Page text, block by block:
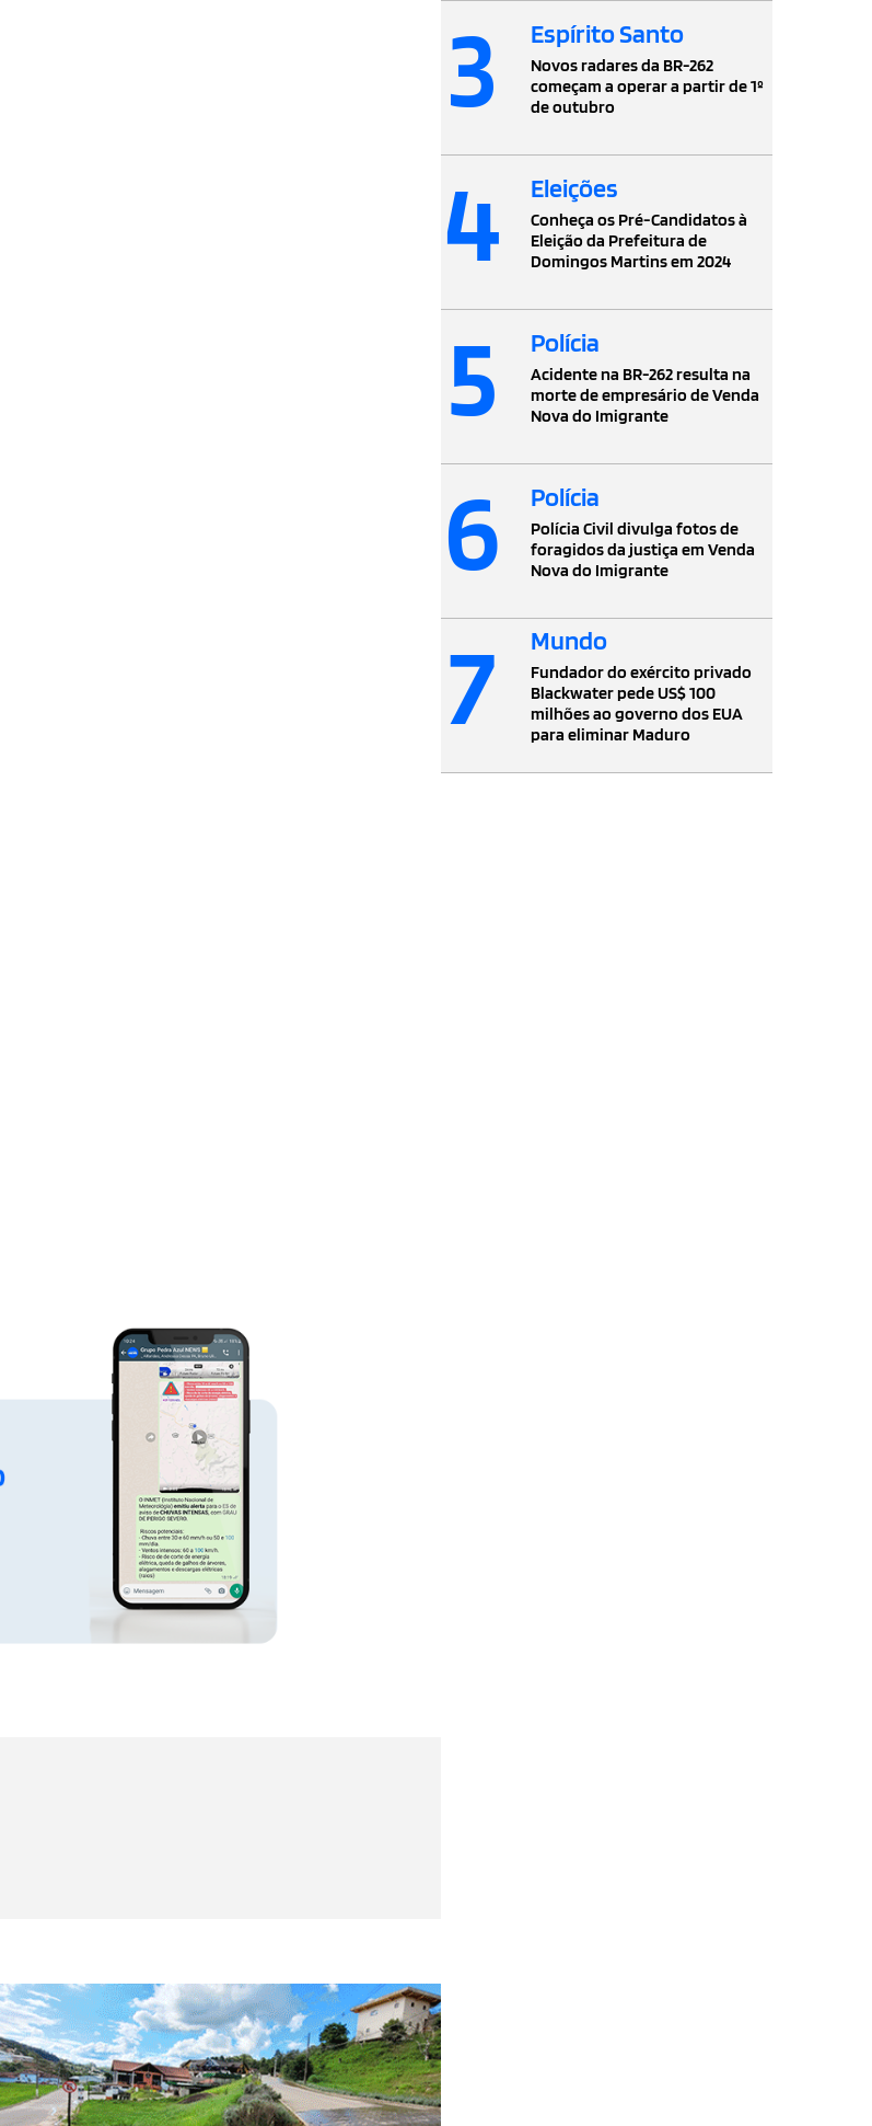
3 Espírito Santo
Novos radares da BR-262
começam a operar a partir de 1º
de outubro
4 Eleições
Conheça os Pré-Candidatos à
Eleição da Prefeitura de
Domingos Martins em 2024
5 Polícia
Acidente na BR-262 resulta na
morte de empresário de Venda
Nova do Imigrante
6 Polícia
Polícia Civil divulga fotos de
foragidos da justiça em Venda
Nova do Imigrante
7 Mundo
Fundador do exército privado
Blackwater pede US$ 100
milhões ao governo dos EUA
para eliminar Maduro